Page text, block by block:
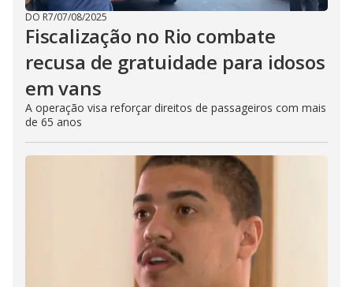
DO R7/07/08/2025
Fiscalização no Rio combate
recusa de gratuidade para idosos
em vans
A operação visa reforçar direitos de passageiros com mais
de 65 anos